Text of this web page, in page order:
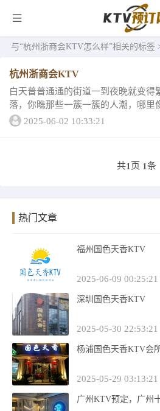
与“杭州浙商会KTV怎么样”相关的标签
杭州浙商会KTV
白天普普通通的街道一到夜晚就变得
落，你瞧那些一簇一簇的人潮，哪里
止的样子？那些叫卖的摊贩，轰鸣的
2025-06-02 10:33:21
共1 页 1条
热门文章
福州国色天香KTV
2025-06-09 00:25:21
深圳国色天香KTV
2025-05-30 22:53:21
杨浦国色天香KTV会
2025-05-29 03:13:21
广州KTV预定，广州